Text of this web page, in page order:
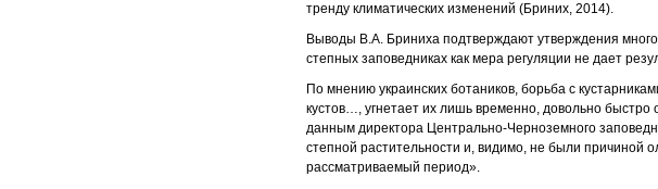
тренду климатических изменений (Бриних, 2014).
Выводы В.А. Бриниха подтверждают утверждения
степных заповедниках как мера регуляции не дает
По мнению украинских ботаников, борьба с
кустов…, угнетает их лишь временно, довольно
данным директора Центрально-Черноземного
степной растительности и, видимо, не были причиной
рассматриваемый период».